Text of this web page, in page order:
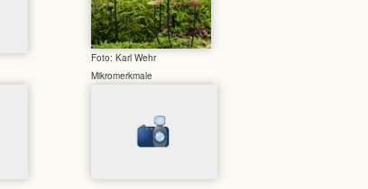
Foto: Karl Wehr
Mikromerkmale